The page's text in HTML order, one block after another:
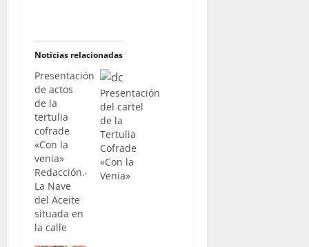
Noticias relacionadas
Presentación
de actos
de la
tertulia
cofrade
«Con la
venia»
Redacción.-
La Nave
del Aceite
situada en
la calle
Presentación
del cartel
de la
Tertulia
Cofrade
«Con la
Venia»